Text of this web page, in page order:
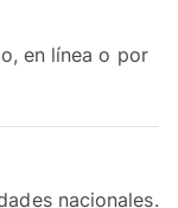
en línea o por
nacionales.